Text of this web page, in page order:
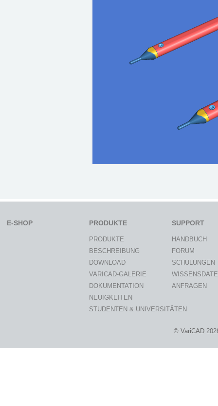
E-SHOP PRODUKTE
PRODUKTE
BESCHREIBUNG
DOWNLOAD
VARICAD-GALERIE
DOKUMENTATION
NEUIGKEITEN
STUDENTEN & UNIVERSITÄTEN
SUPPORT
HANDBUCH
FORUM
SCHULUNGEN
ANFRAGEN
© VariCAD